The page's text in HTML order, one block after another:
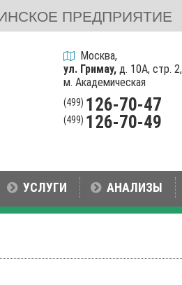
ПРЕДПРИЯТИЕ
Москва,
ул. Гримау,д. 10А, стр. 2,
м. Академическая
(499) 126-70-47
(499) 126-70-49
УСЛУГИ АНАЛИЗЫ